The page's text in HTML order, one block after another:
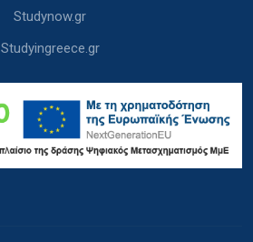
Studynow.gr
Studyingreece.gr